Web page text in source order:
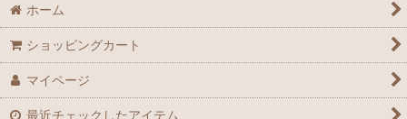
SALE
ホーム
ショッピングカート
マイページ
最近チェックしたアイテム